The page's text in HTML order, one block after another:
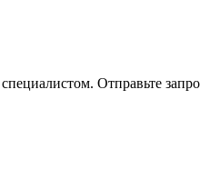
Отправьте